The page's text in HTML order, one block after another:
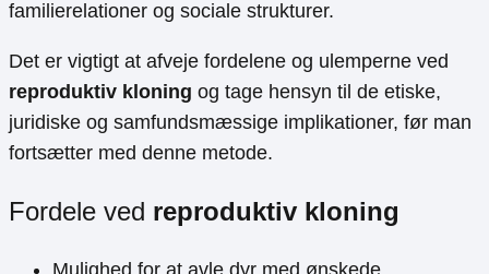
familierelationer og sociale strukturer.
Det er vigtigt at afveje fordelene og ulemperne ved
reproduktiv kloning og tage hensyn til de etiske,
juridiske og samfundsmæssige implikationer, før man
fortsætter med denne metode.
Fordele ved reproduktiv kloning